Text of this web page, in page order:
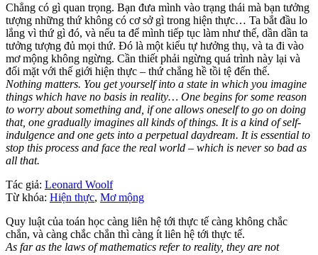
Chẳng có gì quan trọng. Bạn đưa mình vào trạng thái mà bạn tưởng
tượng những thứ không có cơ sở gì trong hiện thực… Ta bắt đầu lo
lắng vì thứ gì đó, và nếu ta để mình tiếp tục làm như thế, dần dần ta
tưởng tượng đủ mọi thứ. Đó là một kiểu tự hưởng thụ, và ta đi vào
mơ mộng không ngừng. Cần thiết phải ngừng quá trình này lại và
đối mặt với thế giới hiện thực – thứ chẳng hề tồi tệ đến thế.
Nothing matters. You get yourself into a state in which you imagine
things which have no basis in reality… One begins for some reason
to worry about something and, if one allows oneself to go on doing
that, one gradually imagines all kinds of things. It is a kind of self-
indulgence and one gets into a perpetual daydream. It is essential to
stop this process and face the real world – which is never so bad as
all that.
Tác giả: Leonard Woolf
Từ khóa: Hiện thực, Mơ mộng
Quy luật của toán học càng liên hệ tới thực tế càng không chắc
chắn, và càng chắc chắn thì càng ít liên hệ tới thực tế.
As far as the laws of mathematics refer to reality, they are not